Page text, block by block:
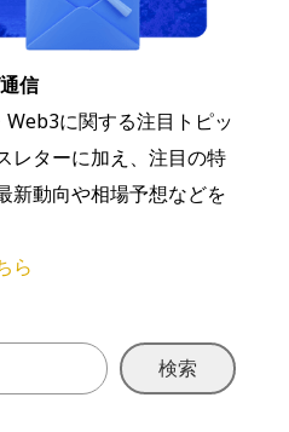
信
に関する注目トピッ
レターに加え、注目の特
新動向や相場予想などを
ら
検索